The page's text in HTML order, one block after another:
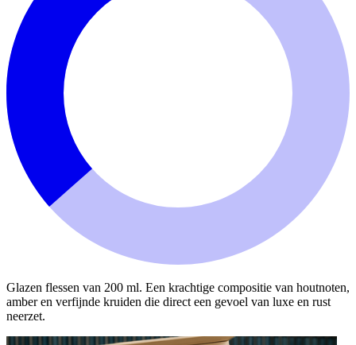
Glazen flessen van 200 ml. Een krachtige compositie van houtnoten,
amber en verfijnde kruiden die direct een gevoel van luxe en rust
neerzet.